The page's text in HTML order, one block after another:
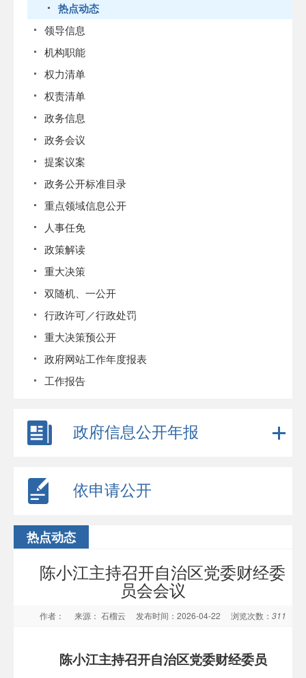
热点动态
领导信息
机构职能
权力清单
权责清单
政务信息
政务会议
提案议案
政务公开标准目录
重点领域信息公开
人事任免
政策解读
重大决策
双随机、一公开
行政许可／行政处罚
重大决策预公开
政府网站工作年度报表
工作报告
政府信息公开年报
依申请公开
热点动态
陈小江主持召开自治区党委财经委
员会会议
作者： 来源： 石榴云 发布时间：2026-04-22 浏览次数： 311
陈小江主持召开自治区党委财经委员